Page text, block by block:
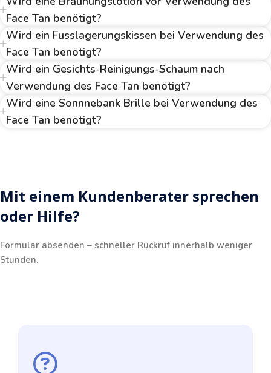
Face Tan benötigt?
Wird ein Fusslagerungskissen bei Verwendung des
Face Tan benötigt?
Wird ein Gesichts-Reinigungs-Schaum nach
Verwendung des Face Tan benötigt?
Wird eine Sonnnebank Brille bei Verwendung des
Face Tan benötigt?
Mit einem Kundenberater sprechen
oder Hilfe?
Formular absenden – schneller Rückruf innerhalb weniger
Stunden.